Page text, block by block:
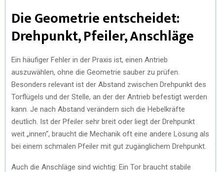
Die Geometrie entscheidet:
Drehpunkt, Pfeiler, Anschläge
Ein häufiger Fehler in der Praxis ist, einen Antrieb
auszuwählen, ohne die Geometrie sauber zu prüfen.
Besonders relevant ist der Abstand zwischen Drehpunkt des
Torflügels und der Stelle, an der der Antrieb befestigt werden
kann. Je nach Abstand verändern sich die Hebelkräfte
deutlich. Ist der Pfeiler sehr breit oder liegt der Drehpunkt
weit „innen“, braucht die Mechanik oft eine andere Lösung als
bei einem schmalen Pfeiler mit gut zugänglichem Drehpunkt.
Auch die Anschläge sind wichtig: Ein Tor braucht stabile